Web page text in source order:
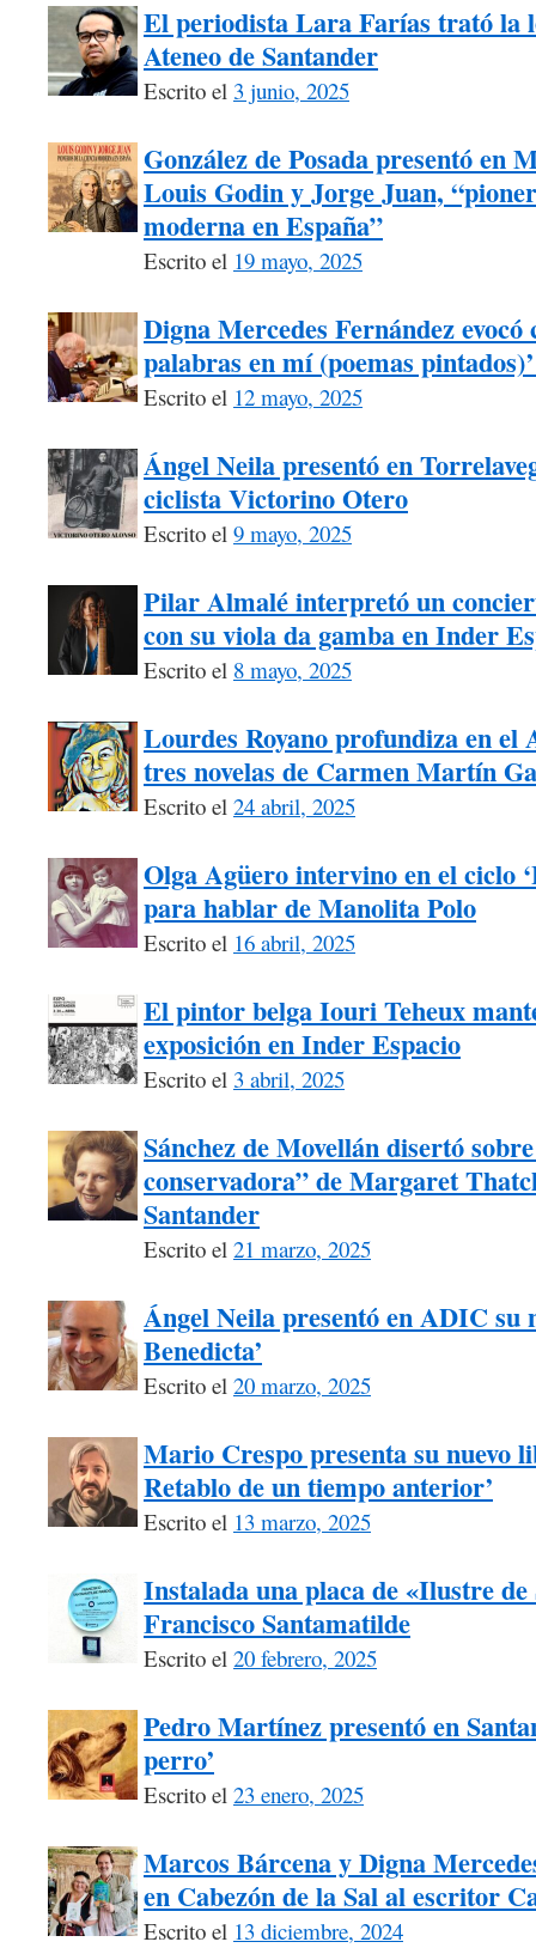
El periodista Lara Farías trató la
Ateneo de Santander
Escrito el 3 junio, 2025
González de Posada presentó en
Louis Godin y Jorge Juan,
moderna en España”
Escrito el 19 mayo, 2025
Digna Mercedes Fernández evocó
palabras en mí (poemas
Escrito el 12 mayo, 2025
Ángel Neila presentó en
ciclista Victorino Otero
Escrito el 9 mayo, 2025
Pilar Almalé interpretó un
con su viola da gamba en Inder
Escrito el 8 mayo, 2025
Lourdes Royano profundiza en el
tres novelas de Carmen Martín
Escrito el 24 abril, 2025
Olga Agüero intervino en el ciclo
para hablar de Manolita Polo
Escrito el 16 abril, 2025
El pintor belga Iouri Teheux
exposición en Inder Espacio
Escrito el 3 abril, 2025
Sánchez de Movellán disertó
conservadora” de Margaret
Santander
Escrito el 21 marzo, 2025
Ángel Neila presentó en ADIC su
Benedicta’
Escrito el 20 marzo, 2025
Mario Crespo presenta su nuevo
Retablo de un tiempo anterior’
Escrito el 13 marzo, 2025
Instalada una placa de «Ilustre
Francisco Santamatilde
Escrito el 20 febrero, 2025
Pedro Martínez presentó en
perro’
Escrito el 23 enero, 2025
Marcos Bárcena y Digna
en Cabezón de la Sal al escritor
Escrito el 13 diciembre, 2024